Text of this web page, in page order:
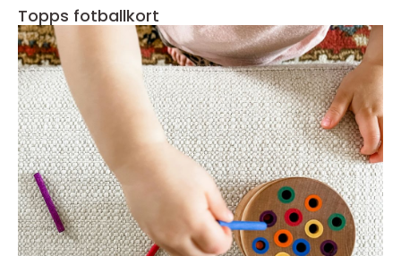
Topps fotballkort